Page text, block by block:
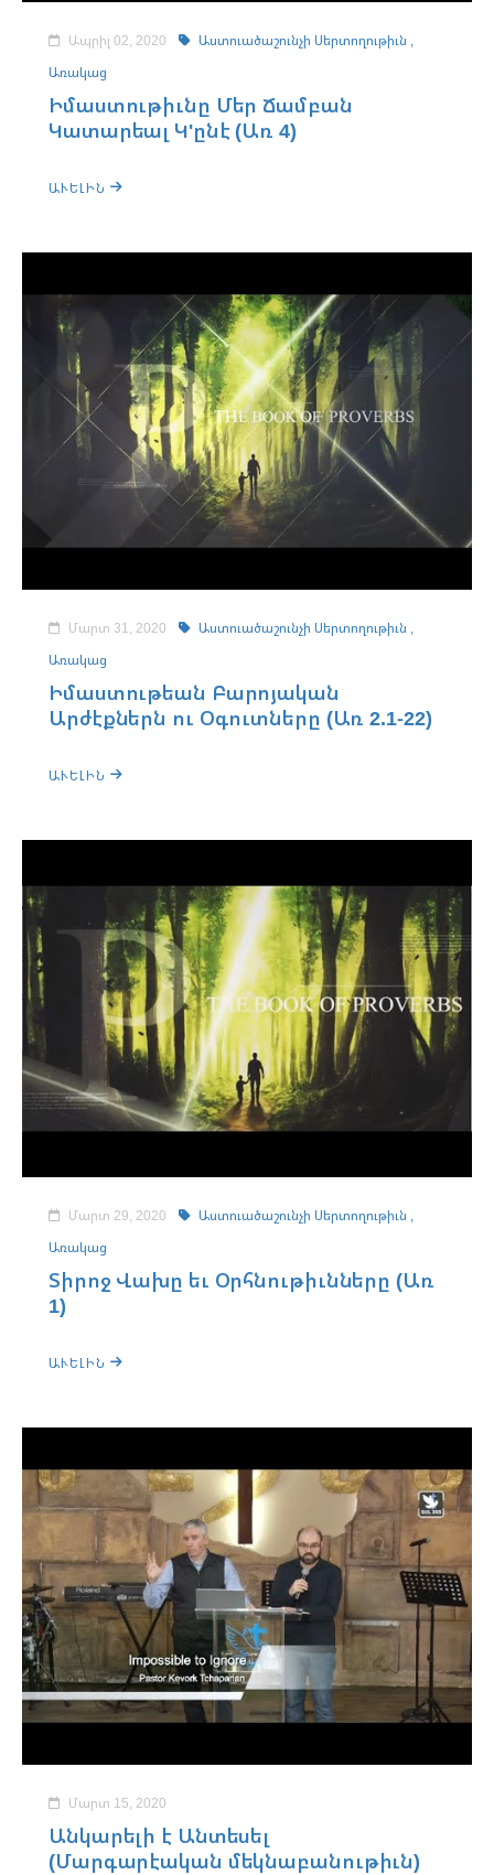
Ապրիլ 02, 2020
Աստուածաշունչի Սերտողութիւն ,
Առակաց
Իմաստութիւնը Մեր Ճամբան
Կատարեալ Կ'ընէ (Առ 4)
ԱՒԵԼԻՆ
Մարտ 31, 2020
Աստուածաշունչի Սերտողութիւն ,
Առակաց
Իմաստութեան Բարոյական
Արժէքներն ու Օգուտները (Առ 2.1-22)
ԱՒԵԼԻՆ
Մարտ 29, 2020
Աստուածաշունչի Սերտողութիւն ,
Առակաց
Տիրոջ Վախը եւ Օրհնութիւնները (Առ
1)
ԱՒԵԼԻՆ
Մարտ 15, 2020
Անկարելի է Անտեսել
(Մարգարէական մեկնաբանութիւն)